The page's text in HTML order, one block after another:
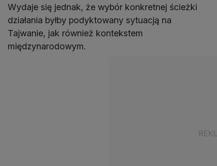
Wydaje się jednak, że wybór konkretnej ścieżki
działania byłby podyktowany sytuacją na
Tajwanie, jak również kontekstem
międzynarodowym.